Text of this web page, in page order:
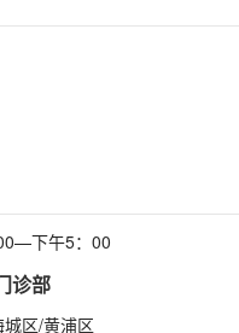
下午5：00
诊部
城区/黄浦区